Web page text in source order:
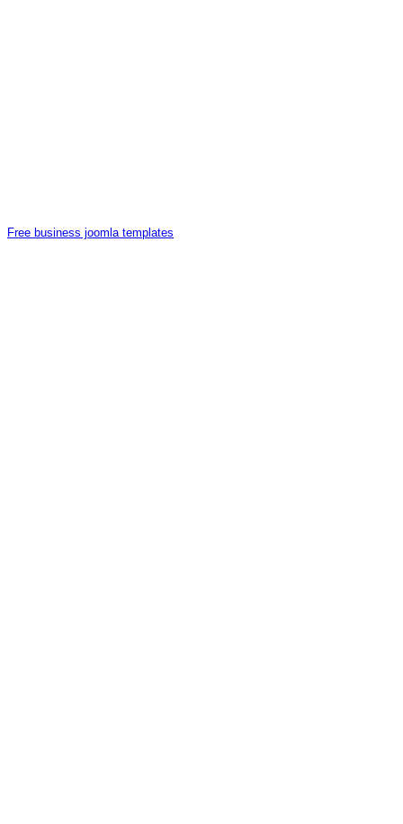
Free business joomla templates